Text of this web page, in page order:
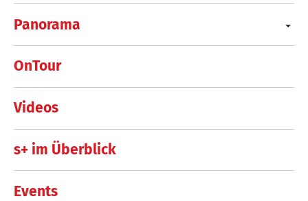
Panorama
OnTour
Videos
s+ im Überblick
Events